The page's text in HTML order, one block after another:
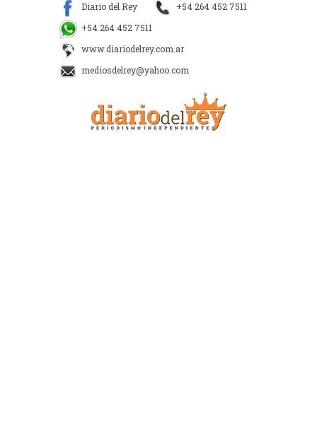
Diario del Rey
+54 264 452 7511
+54 264 452 7511
www.diariodelrey.com.ar
mediosdelrey@yahoo.com